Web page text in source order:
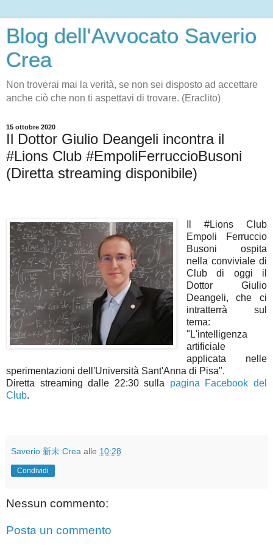
Blog dell'Avvocato Saverio
Crea
Non troverai mai la verità, se non sei disposto ad accettare
anche ciò che non ti aspettavi di trovare. (Eraclito)
15 ottobre 2020
Il Dottor Giulio Deangeli incontra il
#Lions Club #EmpoliFerruccioBusoni
(Diretta streaming disponibile)
Il #Lions Club
Empoli Ferruccio
Busoni ospita
nella conviviale di
Club di oggi il
Dottor Giulio
Deangeli, che ci
intratterrà sul
tema:
"L'intelligenza
artificiale
applicata nelle
sperimentazioni dell'Università Sant'Anna di Pisa".
Diretta streaming dalle 22:30 sulla pagina Facebook del
Club.
Saverio 新未 Crea alle 10:28
Condividi
Nessun commento:
Posta un commento